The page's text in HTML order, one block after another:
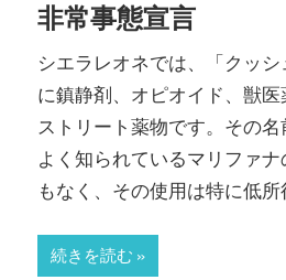
非常事態宣言
シエラレオネでは、「クッ
に鎮静剤、オピオイド、獣
ストリート薬物です。その名
よく知られているマリファ
もなく、その使用は特に低
続きを読む